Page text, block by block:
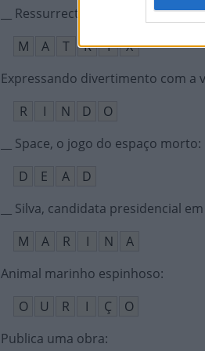
__ Ressurrections, filme de Lana
M
A T R I
X
Expressando divertimento com a
R
I N D
O
__ Space, o jogo do espaço morto:
D
E A
D
__ Silva, candidata presidencial
M
A R I N
A
Animal marinho espinhoso:
O
U R I Ç
O
Publica uma obra: